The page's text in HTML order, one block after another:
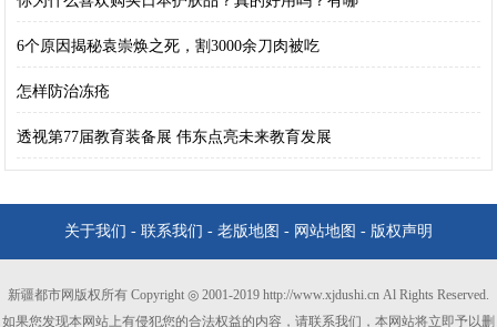
6个原因揭秘袁崇焕之死，割3000余刀肉被吃
怎样防治冻疮
透视第77届教育装备展 伟东点亮未来教育发展
关于我们 - 联系我们 - 老版地图 - 网站地图 - 版权声明
新疆都市网版权所有 Copyright ◎ 2001-2019 http://www.xjdushi.cn Al Rights Reserved.
如果您发现本网站上有侵犯您的合法权益的内容，请联系我们，本网站将立即予以删